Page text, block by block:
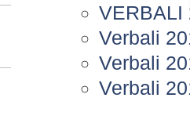
VERBALI
Verbali
Verbali
Verbali